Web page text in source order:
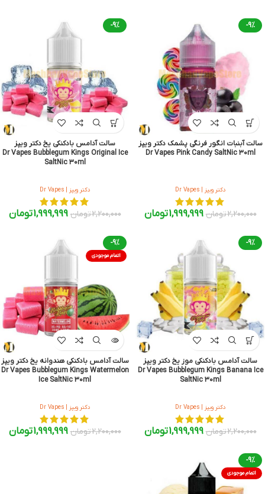
-9%
سالت آبنبات انگور فرنگی پشمک دکتر ویپز
Dr Vapes Pink Candy SaltNic 30ml
دکتر ویپز | Dr Vapes
2,200,000تومان 1,999,999تومان
-9%
سالت آدامس بادکنکی یخ دکتر ویپز
Dr Vapes Bubblegum Kings Original Ice
SaltNic 30ml
دکتر ویپز | Dr Vapes
2,200,000تومان 1,999,999تومان
-9%
سالت آدامس بادکنکی موز یخ دکتر ویپز
Dr Vapes Bubblegum Kings Banana Ice
SaltNic 30ml
دکتر ویپز | Dr Vapes
2,200,000تومان 1,999,999تومان
-9%
اتمام موجودی
سالت آدامس بادکنکی هندوانه یخ دکتر ویپز
Dr Vapes Bubblegum Kings Watermelon
Ice SaltNic 30ml
دکتر ویپز | Dr Vapes
2,200,000تومان 1,999,999تومان
-9%
اتمام موجودی